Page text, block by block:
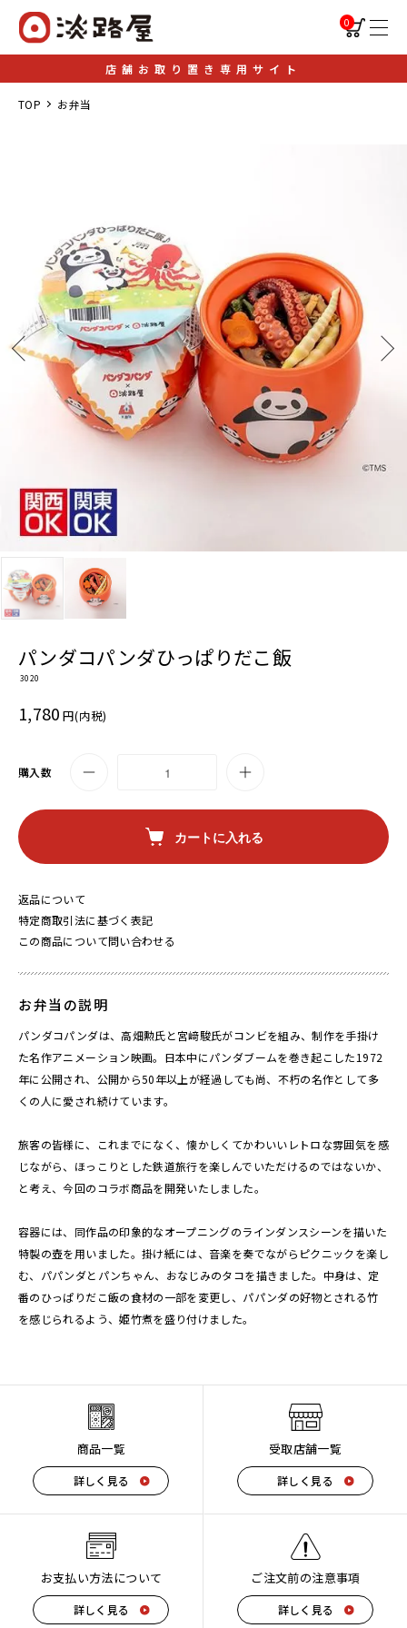
0
店舗お取り置き専用サイト
TOP お弁当
パンダコパンダひっぱりだこ飯
3020
1,780 円(内税)
購入数
カートに入れる
返品について
特定商取引法に基づく表記
この商品について問い合わせる
お弁当の説明
パンダコパンダは、高畑勲氏と宮﨑駿氏がコンビを組み、制作を手掛け
た名作アニメーション映画。日本中にパンダブームを巻き起こした1972
年に公開され、公開から50年以上が経過しても尚、不朽の名作として多
くの人に愛され続けています。
旅客の皆様に、これまでになく、懐かしくてかわいいレトロな雰囲気を感
じながら、ほっこりとした鉄道旅行を楽しんでいただけるのではないか、
と考え、今回のコラボ商品を開発いたしました。
容器には、同作品の印象的なオープニングのラインダンスシーンを描いた
特製の壺を用いました。掛け紙には、音楽を奏でながらピクニックを楽し
む、パパンダとパンちゃん、おなじみのタコを描きました。中身は、定
番のひっぱりだこ飯の食材の一部を変更し、パパンダの好物とされる竹
を感じられるよう、姫竹煮を盛り付けました。
商品一覧
詳しく見る
受取店舗一覧
詳しく見る
お支払い方法について
詳しく見る
ご注文前の注意事項
詳しく見る